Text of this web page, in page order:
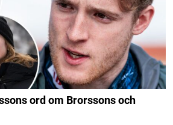
ord om Brorssons och